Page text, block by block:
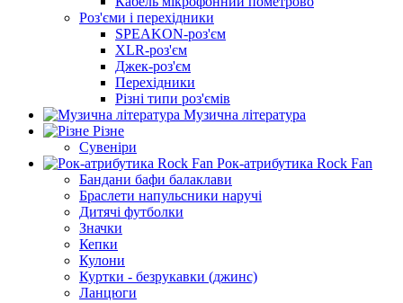
Роз'єми і перехідники
SPEAKON-роз'єм
XLR-роз'єм
Джек-роз'єм
Перехідники
Різні типи роз'ємів
Музична література
Різне
Сувеніри
Рок-атрибутика Rock Fan
Бандани бафи балаклави
Браслети напульсники наручі
Дитячі футболки
Значки
Кепки
Кулони
Куртки - безрукавки (джинс)
Ланцюги